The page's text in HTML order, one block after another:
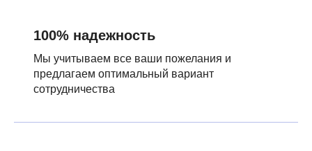
100% надежность
Мы учитываем все ваши пожелания и
предлагаем оптимальный вариант
сотрудничества